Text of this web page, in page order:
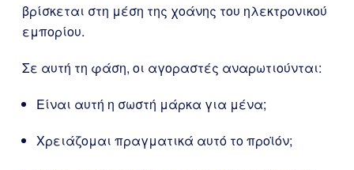
βρίσκεται στη μέση της χοάνης του ηλεκτρονικού
εμπορίου.
Σε αυτή τη φάση, οι αγοραστές αναρωτιούνται:
Είναι αυτή η σωστή μάρκα για μένα;
Χρειάζομαι πραγματικά αυτό το προϊόν;